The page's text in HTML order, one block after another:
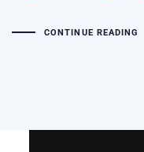
CONTINUE READING